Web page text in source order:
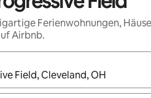
Ferienwohnungen,
Airbnb.
verfügbar sind, navigiere mit